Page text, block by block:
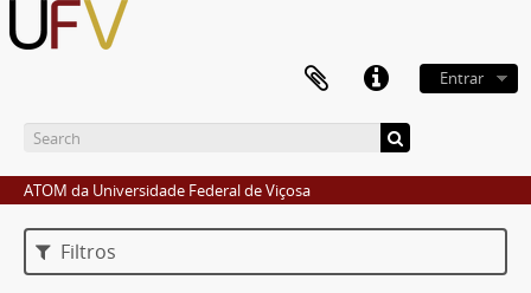
Entrar
ATOM da Universidade Federal de Viçosa
Filtros